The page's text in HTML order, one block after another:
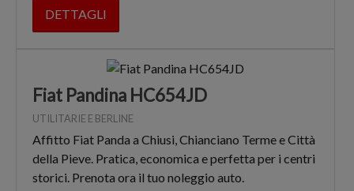
DETTAGLI
Fiat Pandina HC654JD
UTILITARIE E BERLINE
Affitto Fiat Panda a Chiusi, Chianciano Terme e Città
della Pieve. Pratica, economica e perfetta per i centri
storici. Prenota ora il tuo noleggio auto.